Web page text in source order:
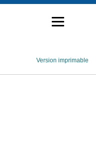
Version imprimable